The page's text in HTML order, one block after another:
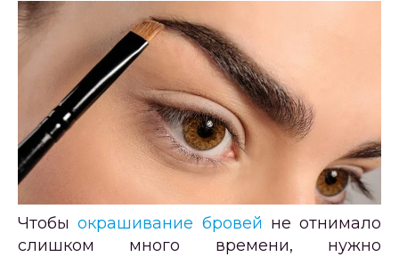
Чтобыокрашивание бровей не отнимало
слишком много времени, нужно